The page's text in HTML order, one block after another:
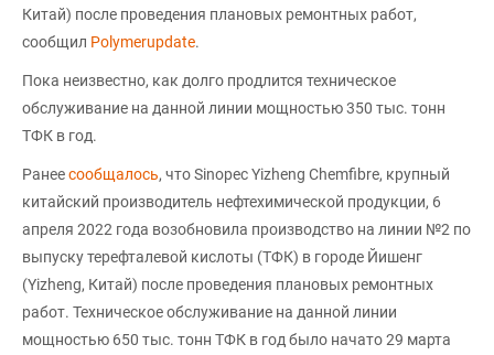
Китай) после проведения плановых ремонтных работ,
сообщил Polymerupdate.
Пока неизвестно, как долго продлится техническое
обслуживание на данной линии мощностью 350 тыс. тонн
ТФК в год.
Ранеесообщалось, что Sinopec Yizheng Chemfibre, крупный
китайский производитель нефтехимической продукции, 6
апреля 2022 года возобновила производство на линии №2 по
выпуску терефталевой кислоты (ТФК) в городе Йишенг
(Yizheng, Китай) после проведения плановых ремонтных
работ. Техническое обслуживание на данной линии
мощностью 650 тыс. тонн ТФК в год было начато 29 марта